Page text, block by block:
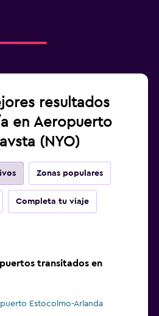
resultados
en Aeropuerto
(NYO)
Zonas populares
Completa tu viaje
transitados en
Estocolmo-Arlanda